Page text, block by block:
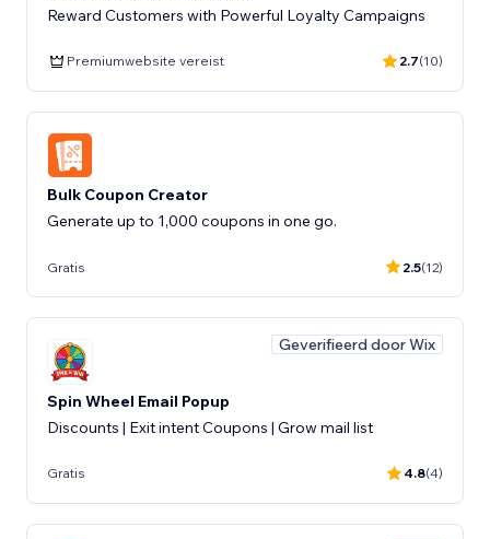
Reward Customers with Powerful Loyalty Campaigns
Premiumwebsite vereist 2.7(10)
Bulk Coupon Creator
Generate up to 1,000 coupons in one go.
Gratis 2.5(12)
Geverifieerd door Wix
Spin Wheel Email Popup
Discounts | Exit intent Coupons | Grow mail list
Gratis 4.8(4)